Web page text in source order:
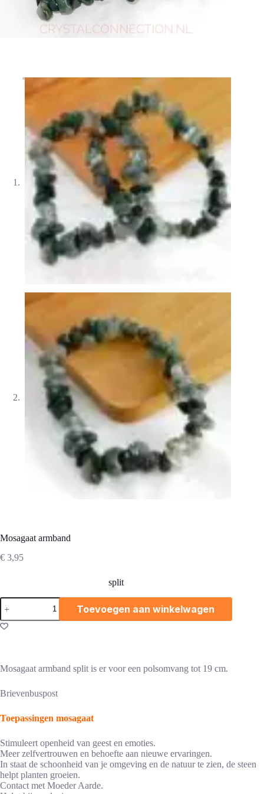
Mosagaat armband
€ 3,95
split
Mosagaat
armband
aantal
Toevoegen aan winkelwagen
Mosagaat armband split is er voor een polsomvang tot 19 cm.
Brievenbuspost
Toepassingen mosagaat
Stimuleert openheid van geest en emoties.
Meer zelfvertrouwen en behoefte aan nieuwe ervaringen.
In staat de schoonheid van je omgeving en de natuur te zien, de steen
helpt planten groeien.
Contact met Moeder Aarde.